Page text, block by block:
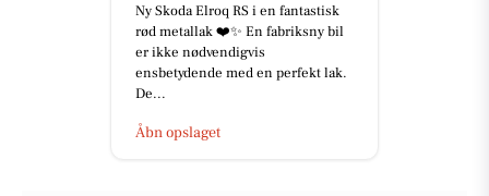
Ny Skoda Elroq RS i en fantastisk
rød metallak ❤️✨ En fabriksny bil
er ikke nødvendigvis
ensbetydende med en perfekt lak.
De...
Åbn opslaget